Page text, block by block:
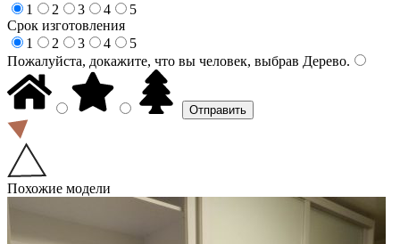
1
2 3 4
5
Срок изготовления
1
2 3 4
5
Пожалуйста, докажите, что вы человек, выбрав Дерево.
Похожие модели